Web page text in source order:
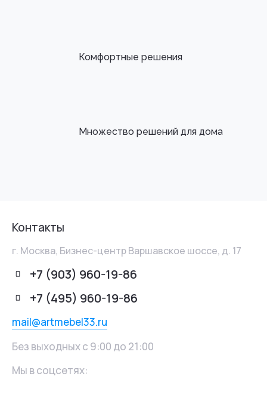
Комфортные решения
Множество решений для дома
Контакты
г. Москва, Бизнес-центр Варшавское шоссе, д. 17
+7 (903) 960-19-86
+7 (495) 960-19-86
mail@artmebel33.ru
Без выходных с 9:00 до 21:00
Мы в соцсетях: